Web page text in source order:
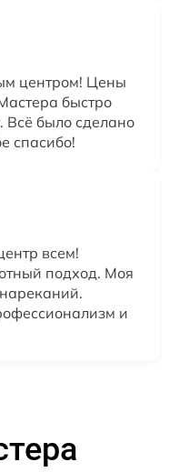
центром! Цены
быстро
Всё было сделано
спасибо!
всем!
подход. Моя
и